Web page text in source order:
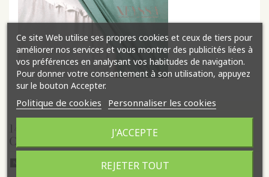
14 AUTRES PRODUITS DANS LA MÊME
CATÉGORIE :
Ce site Web utilise ses propres cookies et ceux de tiers pour
améliorer nos services et vous montrer des publicités liées à
vos préférences en analysant vos habitudes de navigation.
Pour donner votre consentement à son utilisation, appuyez
sur le bouton Accepter.
Politique de cookies Personnaliser les cookies
REJETER TOUT
J'ACCEPTE